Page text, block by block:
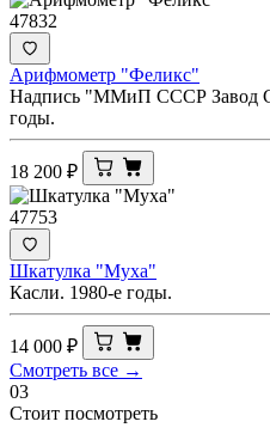
47832
Арифмометр "Феликс"
Надпись "ММиП СССР Завод
годы.
18 200 ₽
47753
Шкатулка "Муха"
Касли. 1980-е годы.
14 000 ₽
Смотреть все →
03
Стоит посмотреть